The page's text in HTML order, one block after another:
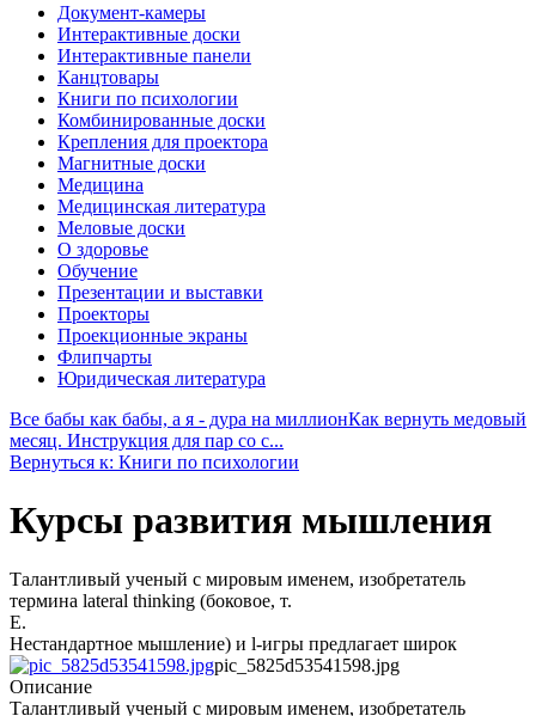
Документ-камеры
Интерактивные доски
Интерактивные панели
Канцтовары
Книги по психологии
Комбинированные доски
Крепления для проектора
Магнитные доски
Медицина
Медицинская литература
Меловые доски
О здоровье
Обучение
Презентации и выставки
Проекторы
Проекционные экраны
Флипчарты
Юридическая литература
Все бабы как бабы, а я - дура на миллионКак вернуть медовый
месяц. Инструкция для пар со с...
Вернуться к: Книги по психологии
Курсы развития мышления
Талантливый ученый с мировым именем, изобретатель
термина lateral thinking (боковое, т.
Е.
Нестандартное мышление) и l-игры предлагает широк
pic_5825d53541598.jpg
Описание
Талантливый ученый с мировым именем, изобретатель